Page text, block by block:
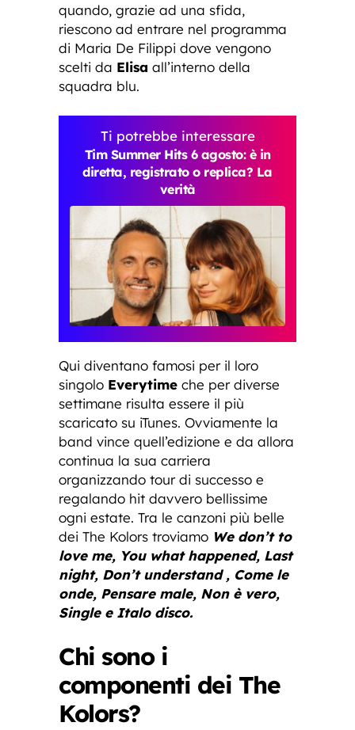
quando, grazie ad una sfida,
riescono ad entrare nel programma
di Maria De Filippi dove vengono
scelti da Elisa all’interno della
squadra blu.
Ti potrebbe interessare
Tim Summer Hits 6 agosto: è in
diretta, registrato o replica? La
verità
Qui diventano famosi per il loro
singolo Everytime che per diverse
settimane risulta essere il più
scaricato su iTunes. Ovviamente la
band vince quell’edizione e da allora
continua la sua carriera
organizzando tour di successo e
regalando hit davvero bellissime
ogni estate. Tra le canzoni più belle
dei The Kolors troviamo We don’t to
love me, You what happened, Last
night, Don’t understand , Come le
onde, Pensare male, Non è vero,
Single e Italo disco.
Chi sono i
componenti dei The
Kolors?